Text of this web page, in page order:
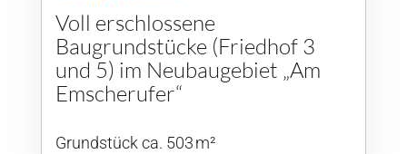
Voll erschlossene
Baugrundstücke (Friedhof 3
und 5) im Neubaugebiet „Am
Emscherufer“
Grund­stück ca. 503 m²